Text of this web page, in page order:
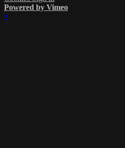
Powered by Vimeo
×